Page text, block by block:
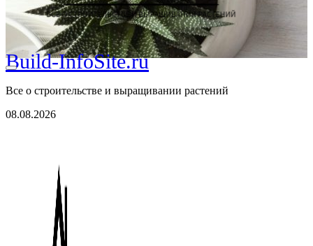
Build-InfoSite.ru
Все о строительстве и выращивании растений
08.08.2026